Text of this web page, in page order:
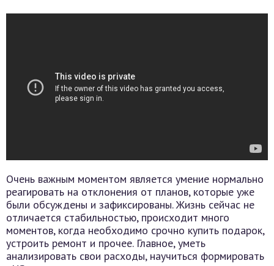
Очень важным моментом является умение нормально
реагировать на отклонения от планов, которые уже
были обсуждены и зафиксированы. Жизнь сейчас не
отличается стабильностью, происходит много
моментов, когда необходимо срочно купить подарок,
устроить ремонт и прочее. Главное, уметь
анализировать свои расходы, научиться формировать